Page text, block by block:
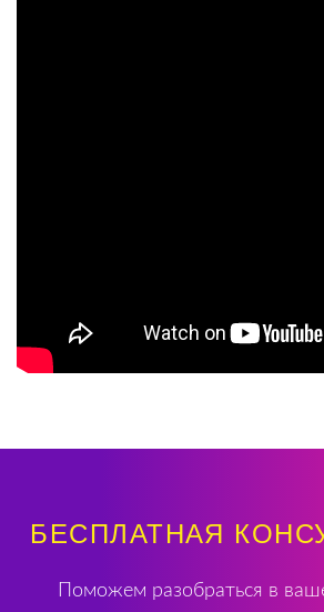
БЕСПЛАТНАЯ
Поможем разобраться в